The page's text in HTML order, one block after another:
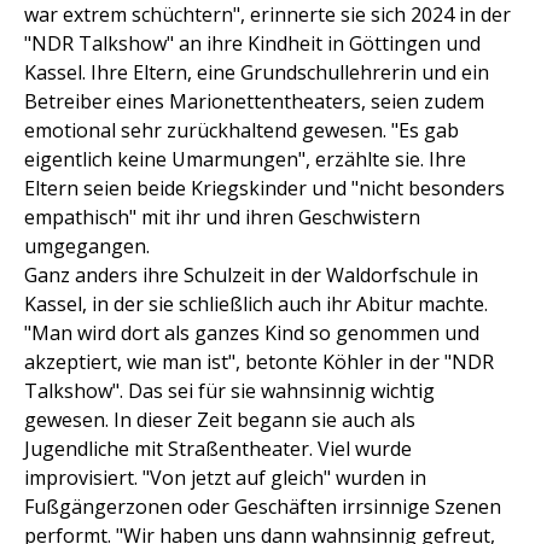
war extrem schüchtern", erinnerte sie sich 2024 in der
"NDR Talkshow" an ihre Kindheit in Göttingen und
Kassel. Ihre Eltern, eine Grundschullehrerin und ein
Betreiber eines Marionettentheaters, seien zudem
emotional sehr zurückhaltend gewesen. "Es gab
eigentlich keine Umarmungen", erzählte sie. Ihre
Eltern seien beide Kriegskinder und "nicht besonders
empathisch" mit ihr und ihren Geschwistern
umgegangen.
Ganz anders ihre Schulzeit in der Waldorfschule in
Kassel, in der sie schließlich auch ihr Abitur machte.
"Man wird dort als ganzes Kind so genommen und
akzeptiert, wie man ist", betonte Köhler in der "NDR
Talkshow". Das sei für sie wahnsinnig wichtig
gewesen. In dieser Zeit begann sie auch als
Jugendliche mit Straßentheater. Viel wurde
improvisiert. "Von jetzt auf gleich" wurden in
Fußgängerzonen oder Geschäften irrsinnige Szenen
performt. "Wir haben uns dann wahnsinnig gefreut,